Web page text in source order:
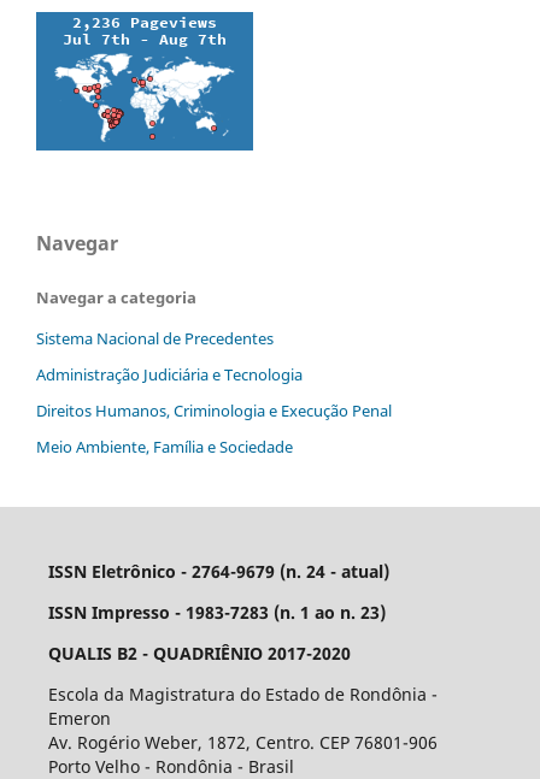
Navegar
Navegar a categoria
Sistema Nacional de Precedentes
Administração Judiciária e Tecnologia
Direitos Humanos, Criminologia e Execução Penal
Meio Ambiente, Família e Sociedade
ISSN Eletrônico - 2764-9679 (n. 24 - atual)
ISSN Impresso - 1983-7283 (n. 1 ao n. 23)
QUALIS B2 - QUADRIÊNIO 2017-2020
Escola da Magistratura do Estado de Rondônia -
Emeron
Av. Rogério Weber, 1872, Centro. CEP 76801-906
Porto Velho - Rondônia - Brasil